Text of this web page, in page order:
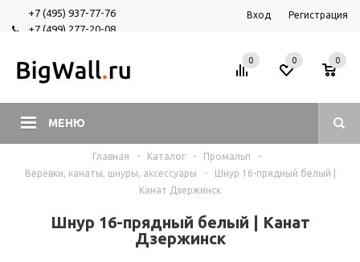
+7 (495) 937-77-76
+7 (499) 277-20-08
Вход Регистрация
МЕНЮ
0 0
0
Главная - Каталог - Промальп
-
Верёвки, канаты, шнуры, аксессуары
-
Шнур 16-прядный белый |
Канат Дзержинск
Шнур 16-прядный белый | Канат
Дзержинск